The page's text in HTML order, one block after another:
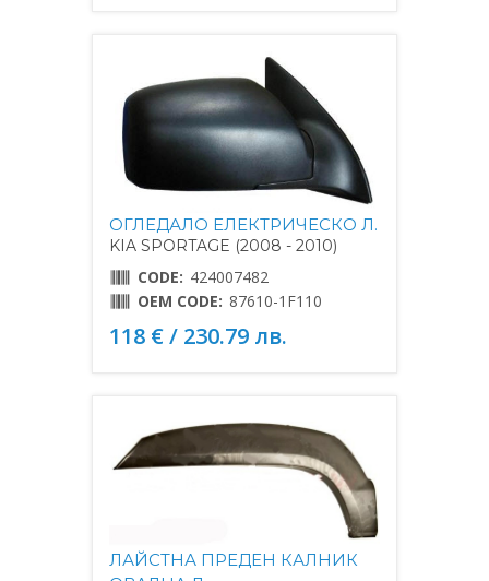
ОГЛЕДАЛО ЕЛЕКТРИЧЕСКО Л.
KIA SPORTAGE (2008 - 2010)
CODE: 424007482
OEM CODE: 87610-1F110
118 € / 230.79 лв.
ЛАЙСТНА ПРЕДЕН КАЛНИК